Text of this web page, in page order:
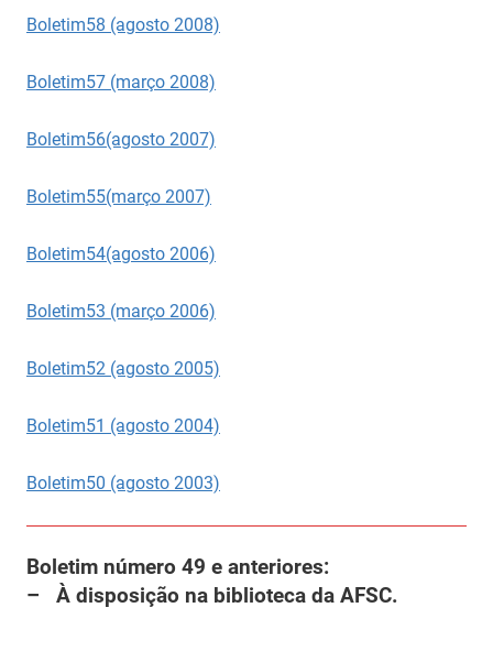
Boletim58 (agosto 2008)
Boletim57 (março 2008)
Boletim56(agosto 2007)
Boletim55(março 2007)
Boletim54(agosto 2006)
Boletim53 (março 2006)
Boletim52 (agosto 2005)
Boletim51 (agosto 2004)
Boletim50 (agosto 2003)
Boletim número 49 e anteriores:
– À disposição na biblioteca da AFSC.